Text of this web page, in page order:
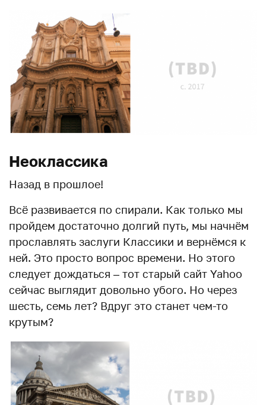
Неоклассика
Назад в прошлое!
Всё развивается по спирали. Как только мы
пройдем достаточно долгий путь, мы начнём
прославлять заслуги Классики и вернёмся к
ней. Это просто вопрос времени. Но этого
следует дождаться – тот старый сайт Yahoo
сейчас выглядит довольно убого. Но через
шесть, семь лет? Вдруг это станет чем-то
крутым?